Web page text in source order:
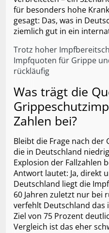
für besonders hohe
gesagt: Das, was in
ziemlich gut in ein
Trotz hoher
Impfquoten für Grippe
rückläufig
Was trägt die
Zahlen bei?
Bleibt die Frage nach
die in Deutschland
Explosion der Fallzahlen
Antwort lautet: Ja, direkt
Deutschland liegt die
60 Jahren zuletzt nur bei
verfehlt Deutschland
Ziel von 75 Prozent
Vergleich ist das eher